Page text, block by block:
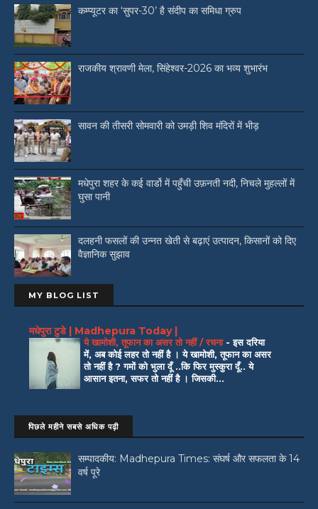
कम्प्यूटर का ‘सुपर-30’ है संदीप का समिधा ग्रुप
राजकीय श्रावणी मेला, सिंहेश्वर-2026 का भव्य शुभारंभ
सावन की तीसरी सोमवारी को उमड़ी शिव मंदिरों में भीड़
मधेपुरा शहर के कई वार्डो में पहुँची उफ़नती नदी, निचले मुहल्लों में
घुसा पानी
दलहनी फसलों की उन्नत खेती से बढ़ाएं उत्पादन, किसानों को दिए
वैज्ञानिक सुझाव
MY BLOG LIST
मधेपुरा टुडे | Madhepura Today |
ये खामोशी, तूफान का असर तो नहीं / रचना -इस दरिया
में, अब कोई लहर तो नहीं है । ये खामोशी, तूफान का असर
तो नहीं है ? गमों को भुला दूँ ..कि फिर मुस्कुरा दूँ.. ये
आसान इतना, सफर तो नहीं है । जिसकी...
पिछले महीने सबसे अधिक पढ़ी
सम्पादकीय: Madhepura Times: संघर्ष और सफलता के 14
वर्ष पूरे